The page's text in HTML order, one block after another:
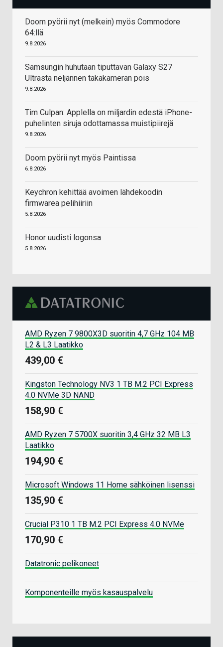
Doom pyörii nyt (melkein) myös Commodore
64:llä
9.8.2026
Samsungin huhutaan tiputtavan Galaxy S27
Ultrasta neljännen takakameran pois
9.8.2026
Tim Culpan: Applella on miljardin edestä iPhone-
puhelinten siruja odottamassa muistipiirejä
9.8.2026
Doom pyörii nyt myös Paintissa
6.8.2026
Keychron kehittää avoimen lähdekoodin
firmwarea pelihiiriin
5.8.2026
Honor uudisti logonsa
5.8.2026
AMD Ryzen 7 9800X3D suoritin 4,7 GHz 104 MB
L2 & L3 Laatikko
439,00 €
Kingston Technology NV3 1 TB M.2 PCI Express
4.0 NVMe 3D NAND
158,90 €
AMD Ryzen 7 5700X suoritin 3,4 GHz 32 MB L3
Laatikko
194,90 €
Microsoft Windows 11 Home sähköinen lisenssi
135,90 €
Crucial P310 1 TB M.2 PCI Express 4.0 NVMe
170,90 €
Datatronic pelikoneet
Komponenteille myös kasauspalvelu